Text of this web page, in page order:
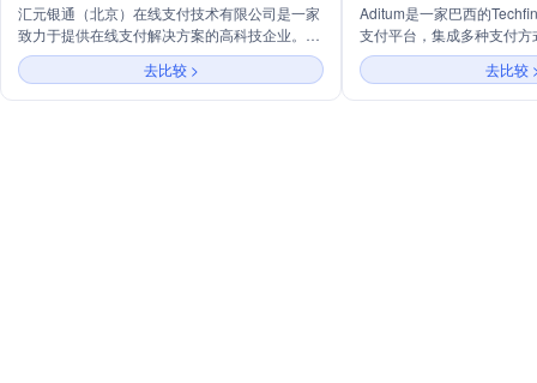
汇元银通（北京）在线支付技术有限公司是一家
致力于提供在线支付解决方案的高科技企业。公
司以创新技术为核心，通过资本助力，链接赋
能，为各行业提供价值创造和新动能。汇元科技
不仅在新三板挂牌，成为第三方支付企业，还拥
去比较 >
Aditum是一家巴西的
支付平台，集成多种支付
记卡、电子凭证、NFC、
SSF和PCI-DSS Nível 1认
Aditum支持Omnichannel
去比较